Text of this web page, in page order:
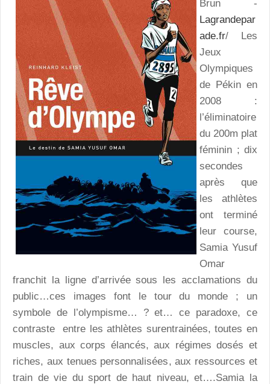
Brun -
Lagrandepar
ade.fr/ Les
Jeux
Olympiques
de Pékin en
2008 :
l’éliminatoire
du 200m plat
féminin ; dix
secondes
après que
les athlètes
ont terminé
leur course,
Samia Yusuf
Omar
franchit la ligne d’arrivée sous les acclamations du
public…ces images font le tour du monde ; un
symbole de l’olympisme… ? et… ce paradoxe, ce
contraste entre les athlètes surentrainées, toutes en
muscles, aux corps élancés, aux régimes dosés et
riches, aux tenues personnalisées, aux ressources et
train de vie du sport de haut niveau, et….Samia la